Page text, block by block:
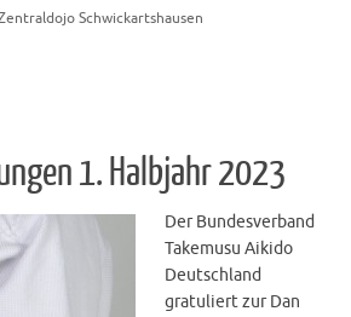
Schwickartshausen
1. Halbjahr 2023
Der Bundesverband
Takemusu Aikido
Deutschland
gratuliert zur Dan